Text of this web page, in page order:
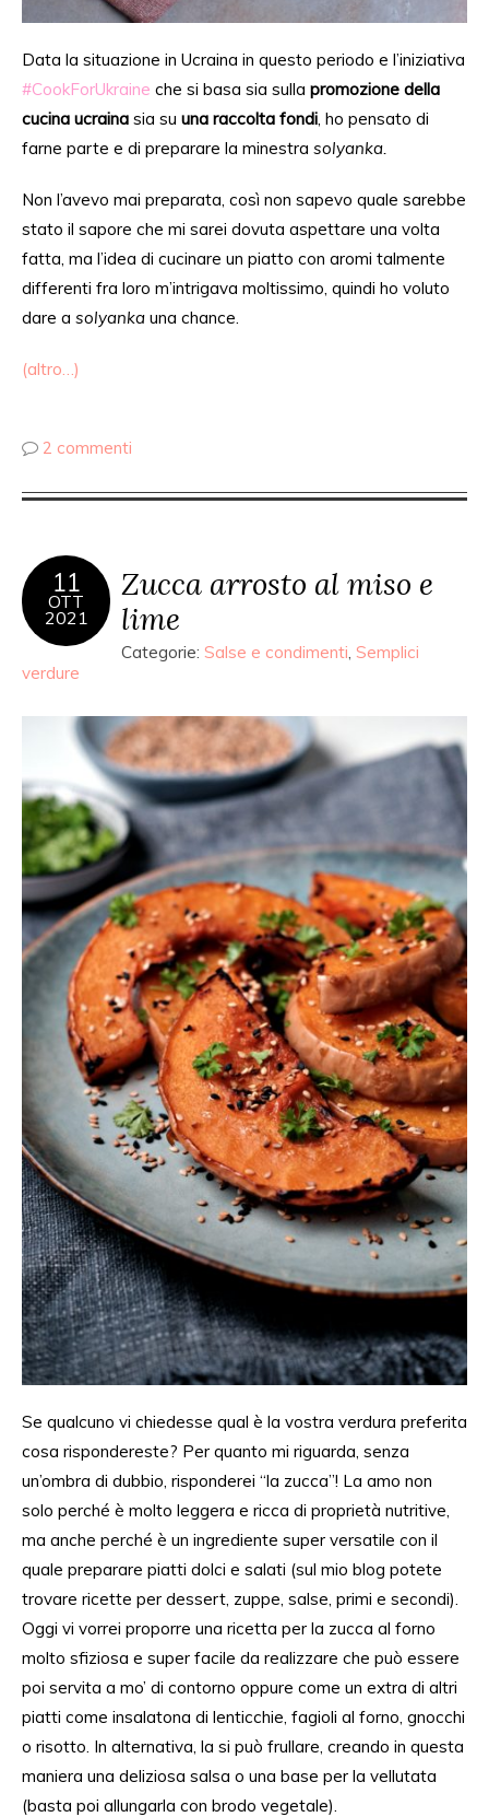
Data la situazione in Ucraina in questo periodo e l’iniziativa
#CookForUkraine che si basa sia sulla promozione della
cucina ucraina sia su una raccolta fondi , ho pensato di
farne parte e di preparare la minestra solyanka.
Non l’avevo mai preparata, così non sapevo quale sarebbe
stato il sapore che mi sarei dovuta aspettare una volta
fatta, ma l’idea di cucinare un piatto con aromi talmente
differenti fra loro m’intrigava moltissimo, quindi ho voluto
dare a solyanka una chance.
(altro…)
2 commenti
11
OTT
2021
Zucca arrosto al miso e
lime
Categorie: Salse e condimenti Semplici
verdure
Se qualcuno vi chiedesse qual è la vostra verdura preferita
cosa rispondereste? Per quanto mi riguarda, senza
un’ombra di dubbio, risponderei “la zucca”! La amo non
solo perché è molto leggera e ricca di proprietà nutritive,
ma anche perché è un ingrediente super versatile con il
quale preparare piatti dolci e salati (sul mio blog potete
trovare ricette per dessert, zuppe, salse, primi e secondi).
Oggi vi vorrei proporre una ricetta per la zucca al forno
molto sfiziosa e super facile da realizzare che può essere
poi servita a mo’ di contorno oppure come un extra di altri
piatti come insalatona di lenticchie, fagioli al forno, gnocchi
o risotto. In alternativa, la si può frullare, creando in questa
maniera una deliziosa salsa o una base per la vellutata
(basta poi allungarla con brodo vegetale).